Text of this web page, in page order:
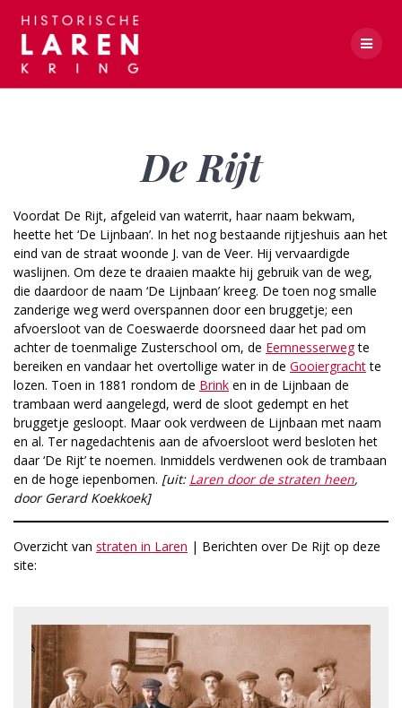
De Rijt
Voordat De Rijt, afgeleid van waterrit, haar naam bekwam,
heette het ‘De Lijnbaan’. In het nog bestaande rijtjeshuis aan het
eind van de straat woonde J. van de Veer. Hij vervaardigde
waslijnen. Om deze te draaien maakte hij gebruik van de weg,
die daardoor de naam ‘De Lijnbaan’ kreeg. De toen nog smalle
zanderige weg werd overspannen door een bruggetje; een
afvoersloot van de Coeswaerde doorsneed daar het pad om
achter de toenmalige Zusterschool om, de Eemnesserwegte
bereiken en vandaar het overtollige water in de Gooiergrachtte
lozen. Toen in 1881 rondom de Brink en in de Lijnbaan de
trambaan werd aangelegd, werd de sloot gedempt en het
bruggetje gesloopt. Maar ook verdween de Lijnbaan met naam
en al. Ter nagedachtenis aan de afvoersloot werd besloten het
daar ‘De Rijt’ te noemen. Inmiddels verdwenen ook de trambaan
en de hoge iepenbomen. [uit: Laren door de straten heen,
door Gerard Koekkoek]
Overzicht van straten in Laren | Berichten over De Rijt op deze
site: